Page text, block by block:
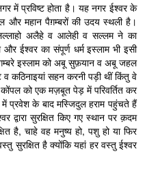
में प्रविष्ट होता है। यह नगर ईश्वर के
और महान पैग़म्बरों की उदय स्थली है।
अलैहे व आलेही व सल्लम ने का
ईश्वर का संपूर्ण धर्म इस्लाम भी इसी
इस्लाम को अबू सुफ़यान व अबू जहल
कठिनाइयां सहन करनी पड़ी थीं किंतु वे
को एक मज़बूत पेड़ में परिवर्तित कर
प्रवेश के बाद मस्जिदुल हराम पहुंचते हैं
द्वारा सुरक्षित किए गए स्थान पर क़दम
है, चाहे वह मनुष्य हो, पशु हो या फिर
सुरक्षित है क्योंकि यहां हर वस्तु ईश्वर